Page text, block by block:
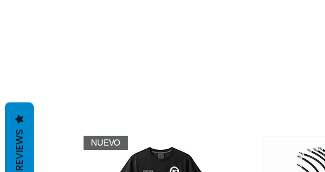
NUEVO
REVIEWS